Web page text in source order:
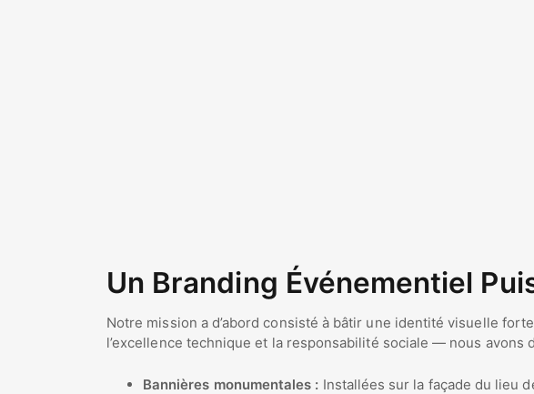
Un Branding Événementiel
Notre mission a d’abord consisté à bâtir une identité visuelle
l’excellence technique et la responsabilité sociale — nous avons
Bannières monumentales : Installées sur la façade du lieu